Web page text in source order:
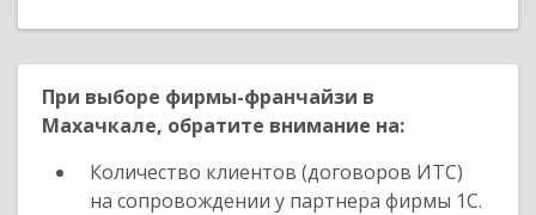
При выборе фирмы-франчайзи в
Махачкале, обратите внимание на:
Количество клиентов (договоров ИТС)
на сопровождении у партнера фирмы 1С.